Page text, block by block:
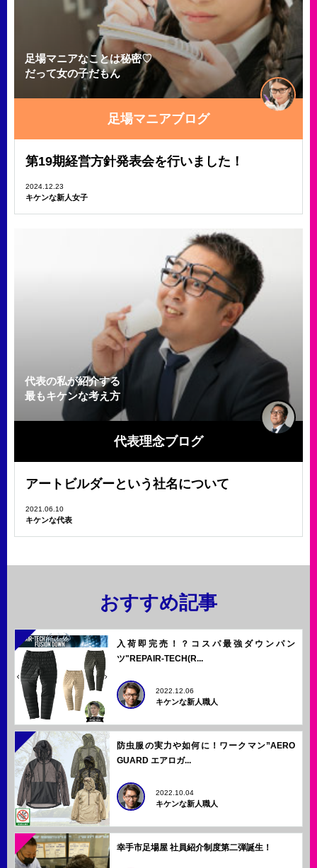
足場マニアなことは秘密♡
だって女の子だもん
足場マニアブログ
第19期経営方針発表会を行いました！
2024.12.23
キケンな新人女子
代表の私が紹介する
最もキケンな考え方
代表理念ブログ
アートビルダーという社名について
2021.06.10
キケンな代表
おすすめ記事
入荷即完売！？コスパ最強ダウンパン
ツ"REPAIR-TECH(R...
2022.12.06
キケンな新人職人
防虫服の実力や如何に！ワークマン”AERO
GUARD エアロガ...
2022.10.04
キケンな新人職人
幸手市足場屋 社員紹介制度第二弾誕生！